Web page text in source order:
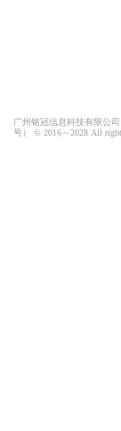
广州铭冠信息科技有限公司
号） © 2016～2028 All